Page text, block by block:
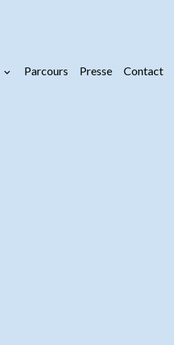
Parcours Presse Contact